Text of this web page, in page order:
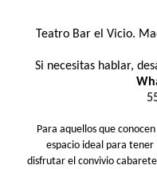
Teatro Bar el Vicio.
Si necesitas hablar,
Para aquellos que
espacio ideal para tener
disfrutar el convivio